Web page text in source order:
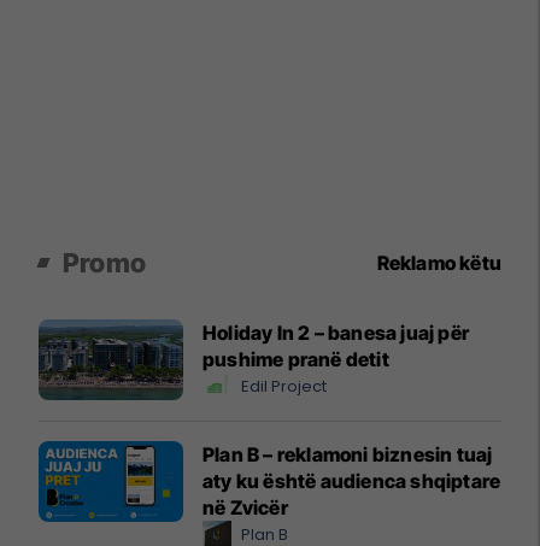
Promo Reklamo këtu
Holiday In 2 – banesa juaj për
pushime pranë detit
Edil Project
Plan B – reklamoni biznesin tuaj
aty ku është audienca shqiptare
në Zvicër
Plan B